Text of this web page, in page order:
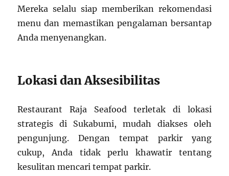
Mereka selalu siap memberikan rekomendasi
menu dan memastikan pengalaman bersantap
Anda menyenangkan.
Lokasi dan Aksesibilitas
Restaurant Raja Seafood terletak di lokasi
strategis di Sukabumi, mudah diakses oleh
pengunjung. Dengan tempat parkir yang
cukup, Anda tidak perlu khawatir tentang
kesulitan mencari tempat parkir.